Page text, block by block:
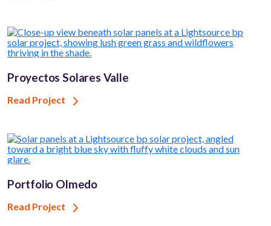
Proyectos Solares Valle
Read Project
Portfolio Olmedo
Read Project